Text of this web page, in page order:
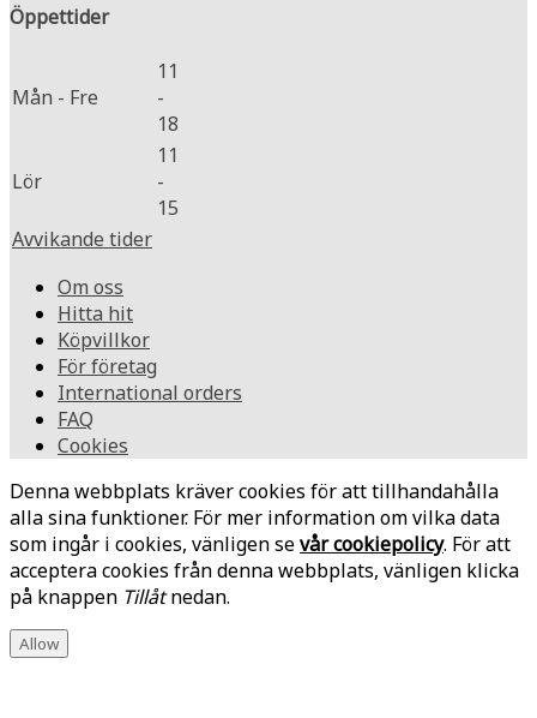
Öppettider
Mån - Fre
11
-
18
Lör
11
-
15
Avvikande tider
Om oss
Hitta hit
Köpvillkor
För företag
International orders
FAQ
Cookies
Denna webbplats kräver cookies för att tillhandahålla
alla sina funktioner. För mer information om vilka data
som ingår i cookies, vänligen sevår cookiepolicy. För att
acceptera cookies från denna webbplats, vänligen klicka
på knappen Tillåtnedan.
Allow